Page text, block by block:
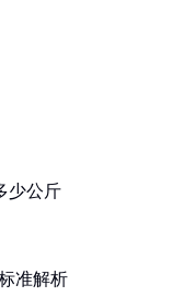
少公斤
准解析